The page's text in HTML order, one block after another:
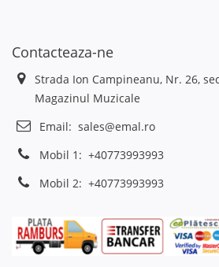
Contacteaza-ne
Strada Ion Campineanu, Nr. 26,
Magazinul Muzicale
Email: sales@emal.ro
Mobil 1: +40773993993
Mobil 2: +40773993993